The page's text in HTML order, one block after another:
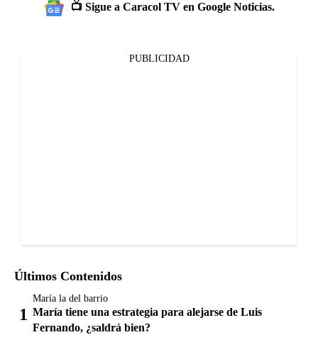
📺 Sigue a Caracol TV en Google Noticias.
PUBLICIDAD
Últimos Contenidos
María la del barrio
María tiene una estrategia para alejarse de Luis
Fernando, ¿saldrá bien?